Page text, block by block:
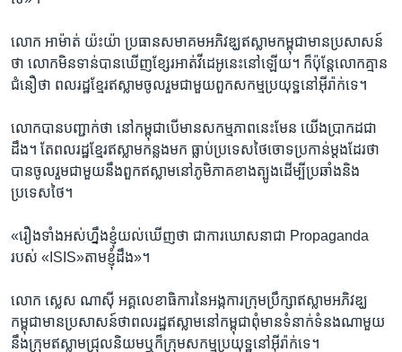
លោក អាម៉ាត់ យ៉ះ​យ៉ា ប្រធាន​សមាគម​អភិវឌ្ឃ​ឥស្លាម​កម្ពុជា​មាន​ប្រសាសន៍​
ថា លោក​មិន​ទាន់​បាន​ឃើញ​ខ្សែរ​អាត់​វីដេអូ​នេះ​នៅ​ឡើយ។ ក៏​ប៉ុន្តែ​លោក​គ្មាន​
ជំនឿ​ថា ពលរដ្ឋ​ខ្មែរ​ឥស្លាម​ចូល​រួម​ជាមួយ​ពួក​សកម្ម​ប្រយុទ្ឋ​នៅ​អ៊ីរ៉ាក់ទេ។​
លោក​បាន​បញ្ជាក់​ថា នៅ​កម្ពុជា​បើមាន​សកម្មភាព​នេះ​មែន យើង​ប្រាកដ​ជា
ដឹង។ តែ​ពលរដ្ឋខ្មែរ​ឥស្លាម​កន្លងមក ធ្លាប់​ប្រទេស​ថៃ​ចោទ​ប្រកាន់​ម្តង​ដែរ​ថា
បាន​ចូល​រួម​ជាមួយ​នឹង​ពួក​ឥស្លាម​នៅ​ភូមិ​ភាគ​ខាង​ត្បូង​ដើម្បី​ប្រឆាំង​និង​
ប្រទេស​ថៃ​។​
«រឿង​ទាំង​អស់​ហ្នឹង​ខ្ញុំ​យល់​ឃើញ​ថា ជា​ការ​ឃោស​នាជា Propaganda
របស់ «ISIS»​តាម​ខ្ញុំ​ដឹង»។​
លោក ស្លេស ណាស៊ី​ អគ្គលេខាធិការ​នៃ​អង្កការ​ក្រុម​ប្រឹក្សា​ឥស្លាម​អភិវឌ្ឃ​
កម្ពុជា​មាន​ប្រសាសន៍​ថា​ពលរដ្ឋ​ឥស្លាម​នៅ​កម្ពុជា​ពុំ​មាន​ទំនាក់​ទំនង​ណា​មួយ​
នឹង​ក្រុម​ឥស្លាម​ជ្រុល​និយម​ឬ​ក៏​ក្រុម​សកម្ម​ប្រយុទ្ឋនៅ​អ៊ីរ៉ាក់​ទេ។